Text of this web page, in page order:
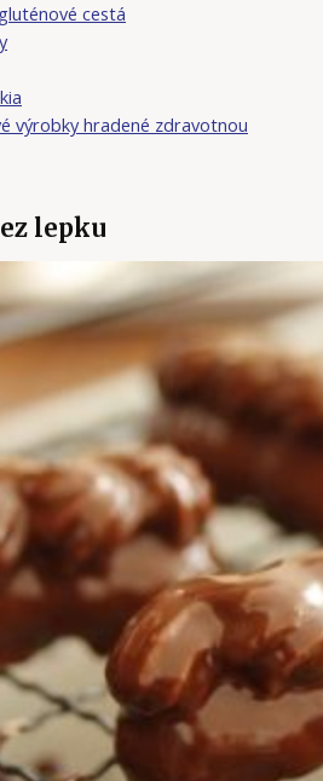
cestá
výrobky hradené zdravotnou
lepku